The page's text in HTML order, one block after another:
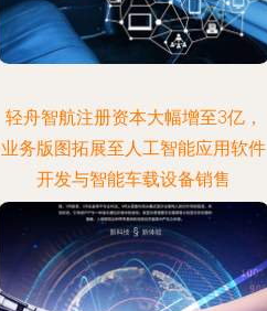
轻舟智航注册资本大幅增至3亿，
业务版图拓展至人工智能应用软件
开发与智能车载设备销售